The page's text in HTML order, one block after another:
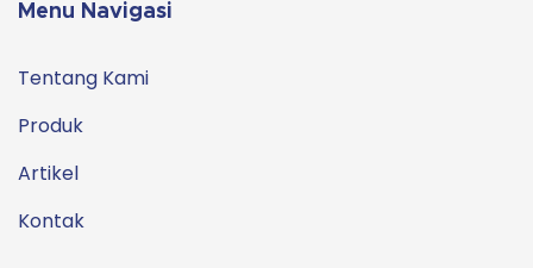
Menu Navigasi
Tentang Kami
Produk
Artikel
Kontak